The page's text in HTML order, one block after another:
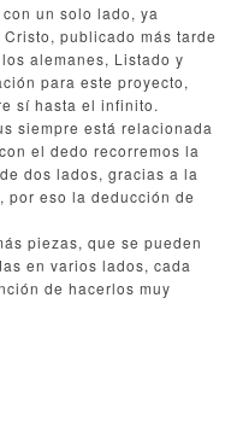
un solo lado, ya
publicado más tarde
alemanes, Listado y
para este proyecto,
sí hasta el infinito.
siempre está relacionada
el dedo recorremos la
dos lados, gracias a la
por eso la deducción de
piezas, que se pueden
en varios lados, cada
de hacerlos muy